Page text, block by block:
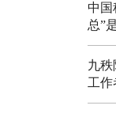
中国
总”
九
工作